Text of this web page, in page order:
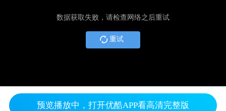
数据获取失败，请检查网络之后重试
重试
预览播放中，打开优酷APP看高清完整版